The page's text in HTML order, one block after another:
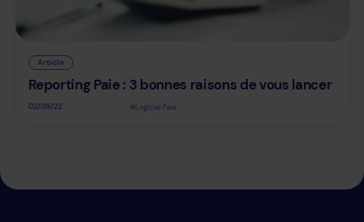
Article
Reporting Paie : 3 bonnes raisons de vous lancer
02/09/22 #Logiciel Paie